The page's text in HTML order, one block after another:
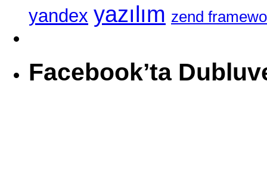
yandex yazılım zend
Facebook’ta